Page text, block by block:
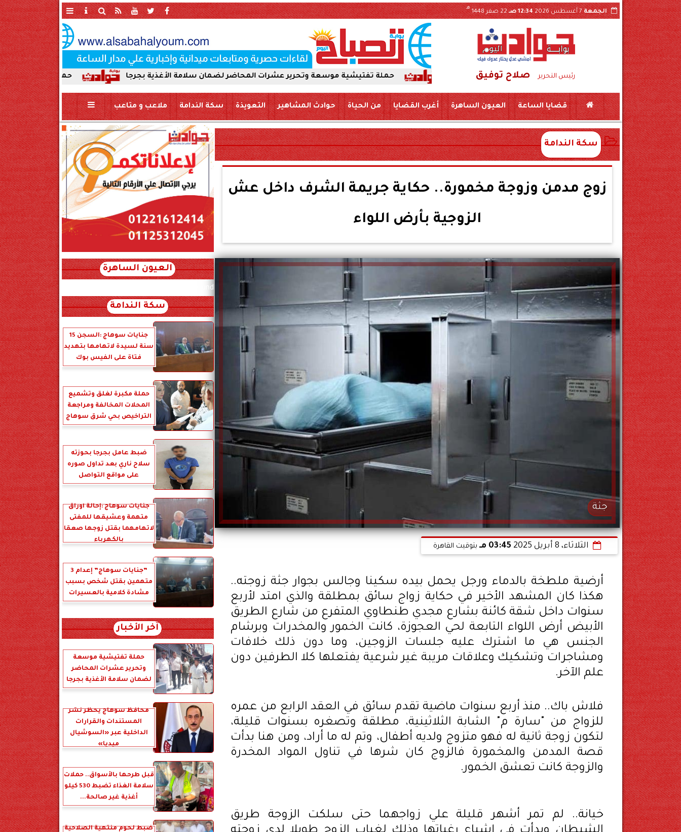
الجمعة7 أغسطس 2026 12:34 صـ 22 صفر 1448
هـ
رئيس التحرير صلاح توفيق حملة صباحية مكبرة لإزالة حملة تفتيشية موسعة وتحرير عشرات المحاضر لضمان سلامة الأغذية بجرجا والقرارات الداخلية عبر «السوشيال ميديا»
قضايا الساعة العيون الساهرة أغرب القضايا من الحياة حوادث المشاهير التعويذة سكة الندامة ملاعب و متاعب
سكة الندامة
زوج مدمن وزوجة مخمورة.. حكاية جريمة الشرف داخل عش
الزوجية بأرض اللواء
جثة
الثلاثاء، 8 أبريل 2025 03:45 مـ بتوقيت القاهرة
أرضية ملطخة بالدماء ورجل يحمل بيده سكينا وجالس بجوار جثة زوجته..
هكذا كان المشهد الأخير في حكاية زواج سائق بمطلقة والذي امتد لأربع
سنوات داخل شقة كائنة بشارع مجدي طنطاوي المتفرع من شارع الطريق
الأبيض أرض اللواء التابعة لحي العجوزة، كانت الخمور والمخدرات وبرشام
الجنس هي ما اشترك عليه جلسات الزوجين، وما دون ذلك خلافات
ومشاجرات وتشكيك وعلاقات مريبة غير شرعية يفتعلها كلا الطرفين دون
علم الآخر.
فلاش باك.. منذ أربع سنوات ماضية تقدم سائق في العقد الرابع من عمره
للزواج من "سارة م" الشابة الثلاثينية، مطلقة وتصغره بسنوات قليلة،
لتكون زوجة ثانية له فهو متزوج ولديه أطفال، وتم له ما أراد، ومن هنا بدأت
قصة المدمن والمخمورة فالزوج كان شرها في تناول المواد المخدرة
والزوجة كانت تعشق الخمور.
خيانة.. لم تمر أشهر قليلة علي زواجهما حتى سلكت الزوجة طريق
العيون الساهرة
xml_json/rss/~12.xml x0n not found
سكة الندامة
جنايات سوهاج :السجن 15
سنة لسيدة لاتهامها بتهديد
فتاة على الفيس بوك
حملة مكبرة لغلق وتشميع
المحلات المخالفة ومراجعة
التراخيص بحي شرق سوهاج
ضبط عامل بجرجا بحوزته
سلاح ناري بعد تداول صوره
على مواقع التواصل
جنايات سوهاج :إحالة أوراق
متهمة وعشيقها للمفتى
لاتهامهما بقتل زوجها صعقا
بالكهرباء
”جنايات سوهاج” إعدام 3
متهمين بقتل شخص بسبب
مشادة كلامية بالعسيرات
آخر الأخبار
حملة تفتيشية موسعة
وتحرير عشرات المحاضر
لضمان سلامة الأغذية بجرجا
محافظ سوهاج يحظر نشر
المستندات والقرارات
الداخلية عبر «السوشيال
ميديا»
قبل طرحها بالأسواق.. حملات
سلامة الغذاء تضبط 530 كيلو
أغذية غير صالحة...
ضبط لحوم منتهية الصلاحية